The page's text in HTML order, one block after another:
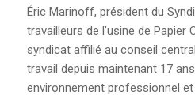
Éric Marinoff, président du
travailleurs de l’usine de Papier
syndicat affilié au conseil
travail depuis maintenant 17
environnement professionnel et